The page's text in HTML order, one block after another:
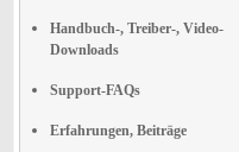
Handbuch-, Treiber-, Video-
Downloads
Support-FAQs
Erfahrungen, Beiträge